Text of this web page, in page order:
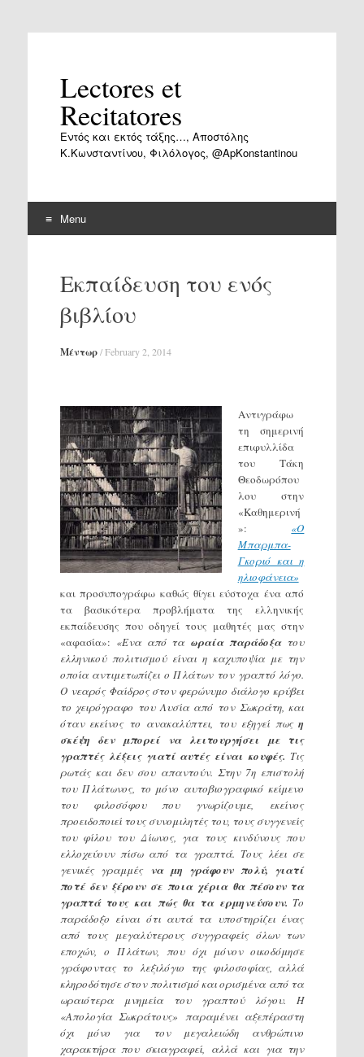
Lectores et
Recitatores
Εντός και εκτός τάξης…, Αποστόλης
Κ.Κωνσταντίνου, Φιλόλογος, @ApKonstantinou
Menu
contentΕκπαίδευση του ενός
βιβλίου
Μέντωρ/February 2, 2014
Αντιγράφω
τη σημερινή
επιφυλλίδα
του Τάκη
Θεοδωρόπου
λου στην
«Καθημερινή
»: «Ο
Μπαρμπα-
Γκοριό και η
ηλιοφάνεια»
και προσυπογράφω καθώς θίγει εύστοχα ένα από
τα βασικότερα προβλήματα της ελληνικής
εκπαίδευσης που οδηγεί τους μαθητές μας στην
«αφασία»: «Ενα από τα ωραία παράδοξατου
ελληνικού πολιτισμού είναι η καχυποψία με την
οποία αντιμετωπίζει ο Πλάτων τον γραπτό λόγο.
Ο νεαρός Φαίδρος στον φερώνυμο διάλογο κρύβει
το χειρόγραφο του Λυσία από τον Σωκράτη, και
όταν εκείνος το ανακαλύπτει, του εξηγεί πωςη
σκέψη δεν μπορεί να λειτουργήσει με τις
γραπτές λέξεις γιατί αυτές είναι κουφές. Τις
ρωτάς και δεν σου απαντούν. Στην 7η επιστολή
του Πλάτωνος, το μόνο αυτοβιογραφικό κείμενο
του φιλοσόφου που γνωρίζουμε, εκείνος
προειδοποιεί τους συνομιλητές του, τους συγγενείς
του φίλου του Δίωνος, για τους κινδύνους που
ελλοχεύουν πίσω από τα γραπτά. Τους λέει σε
γενικές γραμμές να μη γράφουν πολύ, γιατί
ποτέ δεν ξέρουν σε ποια χέρια θα πέσουν τα
γραπτά τους και πώς θα τα ερμηνεύσουν. Το
παράδοξο είναι ότι αυτά τα υποστηρίζει ένας
από τους μεγαλύτερους συγγραφείς όλων των
εποχών, ο Πλάτων, που όχι μόνον οικοδόμησε
γράφοντας το λεξιλόγιο της φιλοσοφίας, αλλά
κληροδότησε στον πολιτισμό και ορισμένα από τα
ωραιότερα μνημεία του γραπτού λόγου. Η
«Απολογία Σωκράτους» παραμένει αξεπέραστη
όχι μόνο για τον μεγαλειώδη ανθρώπινο
χαρακτήρα που σκιαγραφεί, αλλά και για την